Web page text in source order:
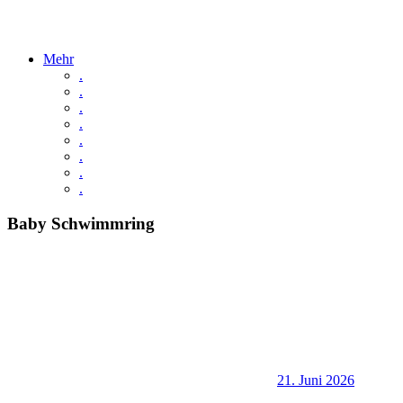
Mehr
.
.
.
.
.
.
.
.
Baby Schwimmring
21. Juni 2026